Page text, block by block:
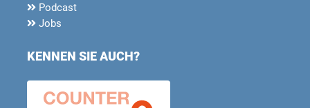
Podcast
Jobs
KENNEN SIE AUCH?